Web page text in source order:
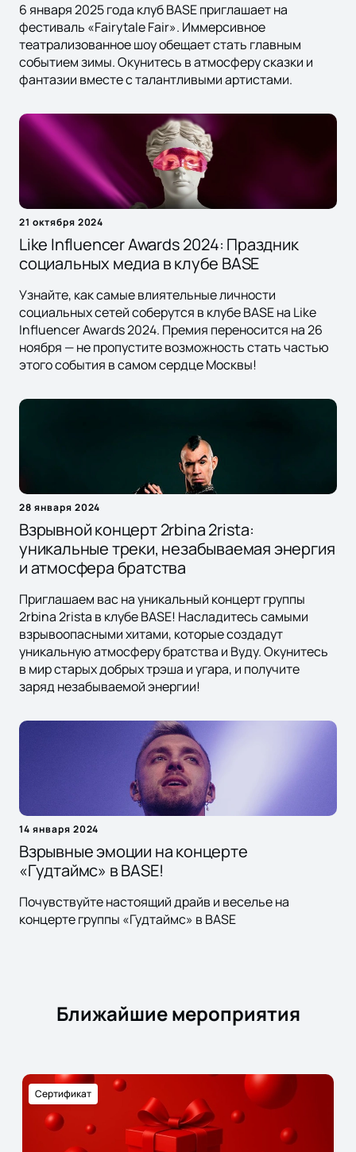
6 января 2025 года клуб BASE приглашает на
фестиваль «Fairytale Fair». Иммерсивное
театрализованное шоу обещает стать главным
событием зимы. Окунитесь в атмосферу сказки и
фантазии вместе с талантливыми артистами.
21 октября 2024
Like Influencer Awards 2024: Праздник
социальных медиа в клубе BASE
Узнайте, как самые влиятельные личности
социальных сетей соберутся в клубе BASE на Like
Influencer Awards 2024. Премия переносится на 26
ноября — не пропустите возможность стать частью
этого события в самом сердце Москвы!
28 января 2024
Взрывной концерт 2rbina 2rista:
уникальные треки, незабываемая энергия
и атмосфера братства
Приглашаем вас на уникальный концерт группы
2rbina 2rista в клубе BASE! Насладитесь самыми
взрывоопасными хитами, которые создадут
уникальную атмосферу братства и Вуду. Окунитесь
в мир старых добрых трэша и угара, и получите
заряд незабываемой энергии!
14 января 2024
Взрывные эмоции на концерте
«Гудтаймс» в BASE!
Почувствуйте настоящий драйв и веселье на
концерте группы «Гудтаймс» в BASE
Ближайшие мероприятия
Сертификат